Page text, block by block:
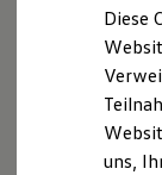
Diese
uns,